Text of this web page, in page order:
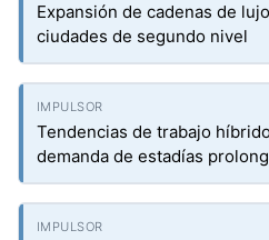
Expansión de cadenas de
ciudades de segundo nivel
Tendencias de trabajo
demanda de estadías